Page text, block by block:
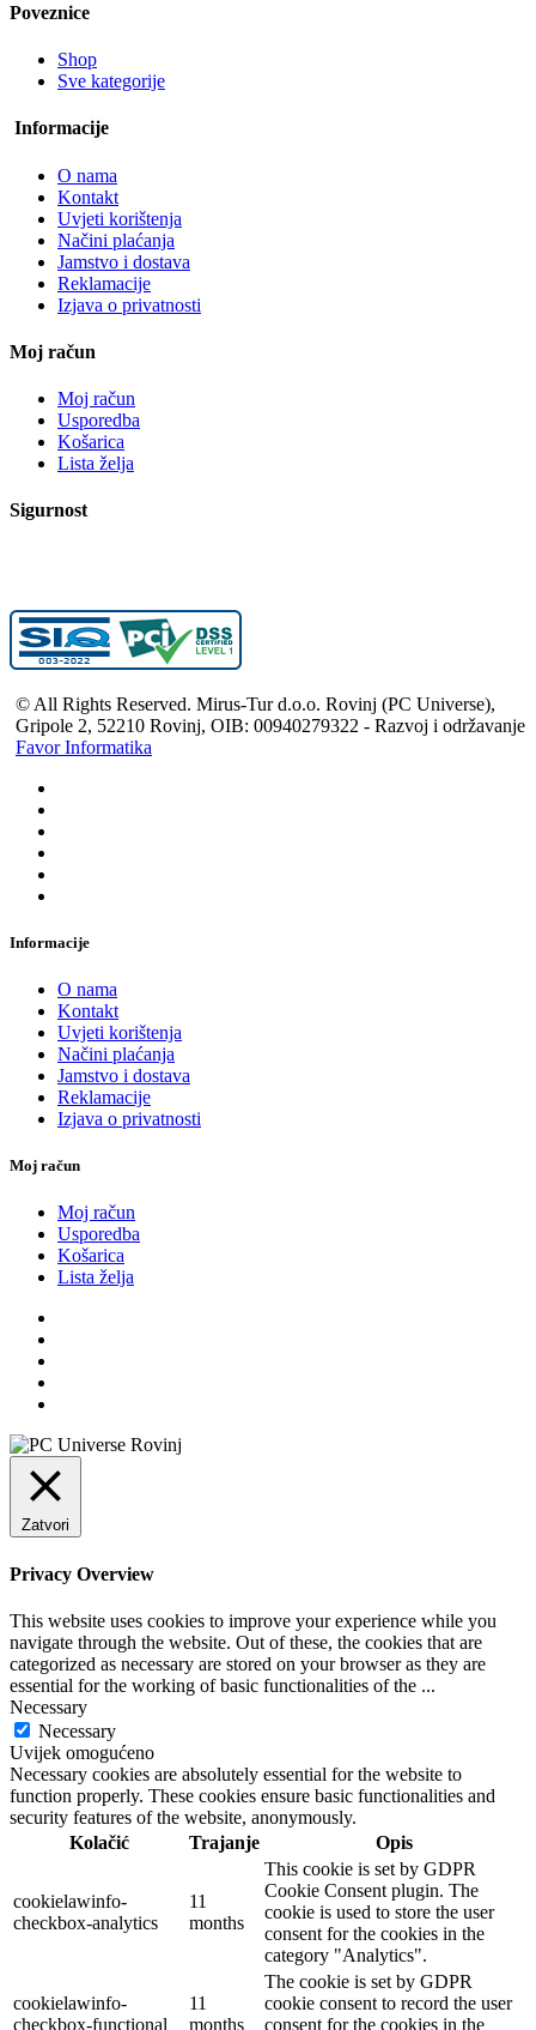
Poveznice
Shop
Sve kategorije
Informacije
O nama
Kontakt
Uvjeti korištenja
Načini plaćanja
Jamstvo i dostava
Reklamacije
Izjava o privatnosti
Moj račun
Moj račun
Usporedba
Košarica
Lista želja
Sigurnost
© All Rights Reserved. Mirus-Tur d.o.o. Rovinj (PC Universe),
Gripole 2, 52210 Rovinj, OIB: 00940279322 - Razvoj i održavanje
Favor Informatika
Informacije
O nama
Kontakt
Uvjeti korištenja
Načini plaćanja
Jamstvo i dostava
Reklamacije
Izjava o privatnosti
Moj račun
Moj račun
Usporedba
Košarica
Lista želja
Zatvori
Privacy Overview
This website uses cookies to improve your experience while you
navigate through the website. Out of these, the cookies that are
categorized as necessary are stored on your browser as they are
essential for the working of basic functionalities of the ...
Necessary
Necessary
Uvijek omogućeno
Necessary cookies are absolutely essential for the website to
function properly. These cookies ensure basic functionalities and
security features of the website, anonymously.
Kolačić
Trajanje Opis
cookielawinfo-
checkbox-analytics
11
months
This cookie is set by GDPR
Cookie Consent plugin. The
cookie is used to store the user
consent for the cookies in the
category "Analytics".
cookielawinfo-
checkbox-functional
11
months
The cookie is set by GDPR
cookie consent to record the user
consent for the cookies in the